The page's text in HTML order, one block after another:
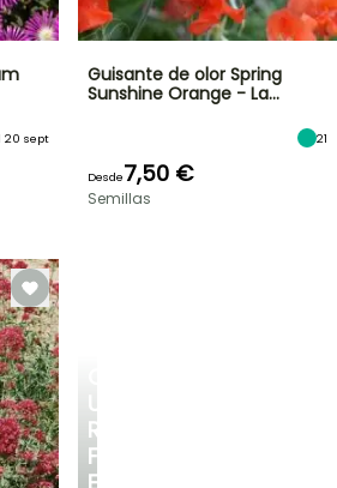
UN
RINCÓN
FRESCO
20 sept
Guisante de olor Spring
Sunshine Orange - La…
21
Desde7,50 €
Semillas